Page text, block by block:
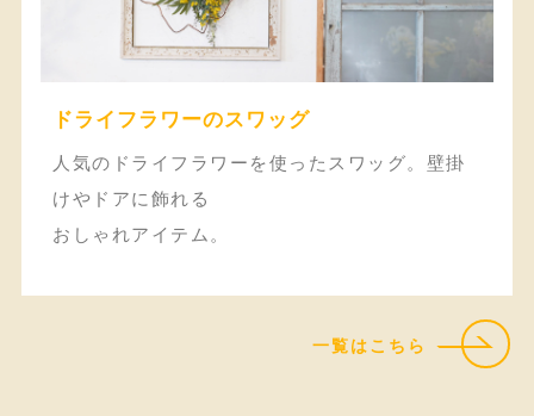
ドライフラワーのスワッグ
人気のドライフラワーを使ったスワッグ。壁掛
けやドアに飾れる
おしゃれアイテム。
一覧はこちら